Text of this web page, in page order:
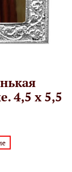
4,5 х 5,5